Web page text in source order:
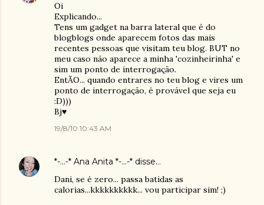
Oi
Explicando...
Tens um gadget na barra lateral que é do
blogblogs onde aparecem fotos das mais
recentes pessoas que visitam teu blog. BUT no
meu caso não aparece a minha 'cozinheirinha' e
sim um ponto de interrogação.
EntÃO... quando entrares no teu blog e vires um
ponto de interrogação, é provável que seja eu
:D)))
Bj♥
19/8/10 10:43 AM
*-...-* Ana Anita *-...-* disse…
Dani, se é zero... passa batidas as
calorias...kkkkkkkkkk... vou participar sim! ;)